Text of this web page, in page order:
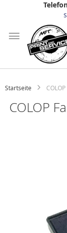
Startseite
COLOP